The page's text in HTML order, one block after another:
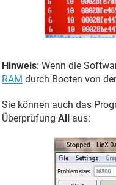
Hinweis: Wenn die
RAM durch Booten von
Sie können auch das
Überprüfung All aus: